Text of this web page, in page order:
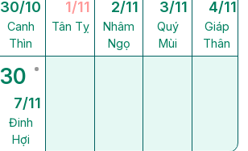
30/10
Canh
Thìn
1/11
Tân Tỵ
2/11
Nhâm
Ngọ
3/11
Quý
Mùi
4/11
Giáp
Thân
30
7/11
Đinh
Hợi